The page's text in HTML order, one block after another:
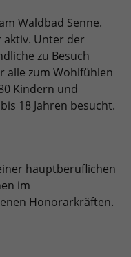
Waldbad Senne.
aktiv. Unter der
zu Besuch
alle zum Wohlfühlen
Kindern und
18 Jahren besucht.
hauptberuflichen
im
Honorarkräften.